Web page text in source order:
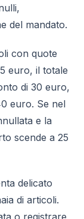
del mandato.
con quote
euro, il totale
di 30 euro,
euro. Se nel
e la
scende a 25
delicato
di articoli.
o registrare